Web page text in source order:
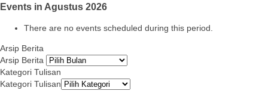
Events in Agustus 2026
There are no events scheduled during this period.
Arsip Berita
Arsip Berita
Kategori Tulisan
Kategori Tulisan